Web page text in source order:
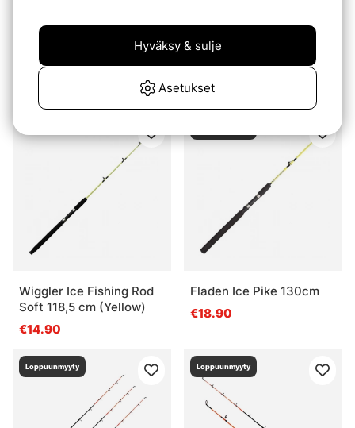
Fladen Ice Pike 115cm
€16.90
Fladen Ice Pike 115cm 3-
Pack
€44.90
Wiggler Ice Fishing Rod
Soft 118,5 cm (Yellow)
€14.90
Fladen Ice Pike 130cm
€18.90
Loppuunmyyty Loppuunmyyty
Asetukset
Hyväksy & sulje